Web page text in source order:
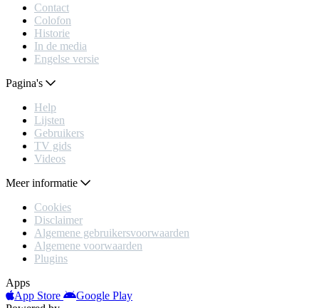
Contact
Colofon
Historie
In de media
Engelse versie
Pagina's
Help
Lijsten
Gebruikers
TV gids
Videos
Meer informatie
Cookies
Disclaimer
Algemene gebruikersvoorwaarden
Algemene voorwaarden
Plugins
Apps
App Store
Google Play